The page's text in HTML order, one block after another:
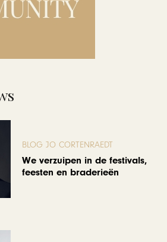
BLOG JO CORTENRAEDT
We verzuipen in de festivals,
feesten en braderieën